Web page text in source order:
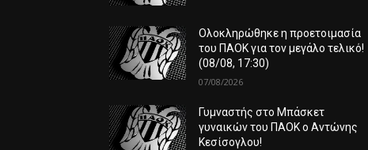
Ολοκληρώθηκε η προετοιμασία
του ΠΑΟΚ για τον μεγάλο τελικό!
(08/08, 17:30)
07/08/2026
Γυμναστής στο Μπάσκετ
γυναικών του ΠΑΟΚ ο Αντώνης
Κεσίσογλου!